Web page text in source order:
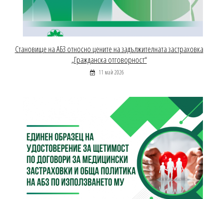
Становище на АБЗ относно цените на задължителната застраховка
„Гражданска отговорност“
11 май 2026